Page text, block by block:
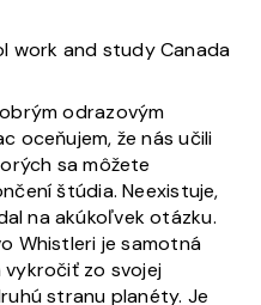
odrazovým
oceňujem, že nás učili
sa môžete
štúdia. Neexistuje,
na akúkoľvek otázku.
Whistleri je samotná
zo svojej
stranu planéty. Je